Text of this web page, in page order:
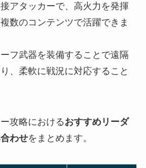
アタッカーで、高火力を発揮
数のコンテンツで活躍できま
フ武器を装備することで遠隔
、柔軟に戦況に対応すること
攻略におけるおすすめリーダ
わせをまとめます。